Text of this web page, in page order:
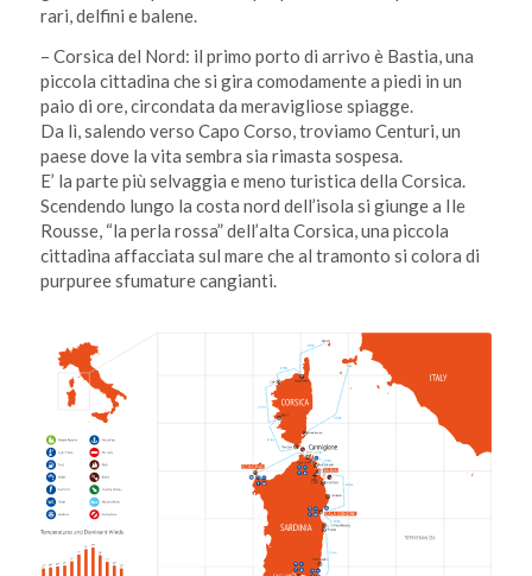
rari, delfini e balene.
– Corsica del Nord: il primo porto di arrivo è Bastia, una
piccola cittadina che si gira comodamente a piedi in un
paio di ore, circondata da meravigliose spiagge.
Da lì, salendo verso Capo Corso, troviamo Centuri, un
paese dove la vita sembra sia rimasta sospesa.
E’ la parte più selvaggia e meno turistica della Corsica.
Scendendo lungo la costa nord dell’isola si giunge a Ile
Rousse, “la perla rossa” dell’alta Corsica, una piccola
cittadina affacciata sul mare che al tramonto si colora di
purpuree sfumature cangianti.